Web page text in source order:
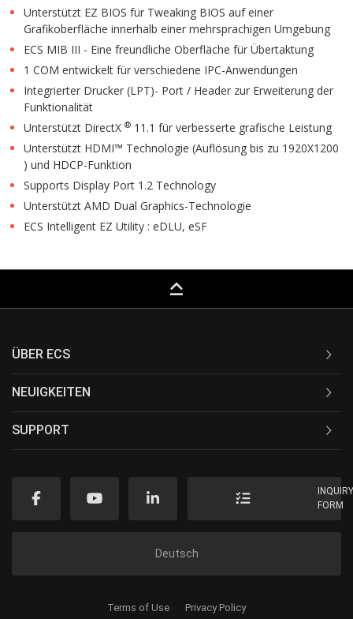
Unterstützt EZ BIOS für Tweaking BIOS auf einer
Grafikoberfläche innerhalb einer mehrsprachigen Umgebung
ECS MIB III - Eine freundliche Oberfläche für Übertaktung
1 COM entwickelt für verschiedene IPC-Anwendungen
Integrierter Drucker (LPT)- Port / Header zur Erweiterung der
Funktionalität
Unterstützt DirectX ® 11.1 für verbesserte grafische Leistung
Unterstützt HDMI™ Technologie (Auflösung bis zu 1920X1200
) und HDCP-Funktion
Supports Display Port 1.2 Technology
Unterstützt AMD Dual Graphics-Technologie
ECS Intelligent EZ Utility : eDLU, eSF
keyboard_capslock
ÜBER ECS
NEUIGKEITEN
SUPPORT
FORM
Deutsch
Terms of Use Privacy Policy